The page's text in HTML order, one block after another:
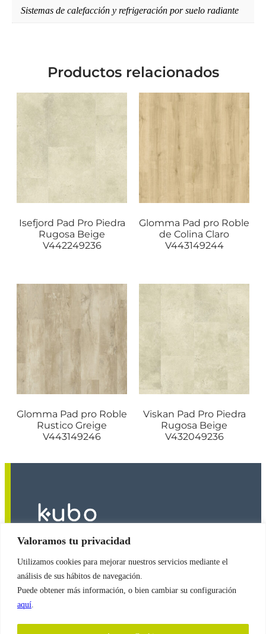
Valoramos tu privacidad
Utilizamos cookies para mejorar nuestros servicios mediante el
análisis de sus hábitos de navegación.
Puede obtener más información, o bien cambiar su configuración
aquí
Sistemas de calefacción y refrigeración por suelo radiante
Productos relacionados
Isefjord Pad Pro Piedra
Rugosa Beige
V442249236
Glomma Pad pro Roble
de Colina Claro
V443149244
Glomma Pad pro Roble
Rustico Greige
V443149246
Viskan Pad Pro Piedra
Rugosa Beige
V432049236
2026
Política de Cookies